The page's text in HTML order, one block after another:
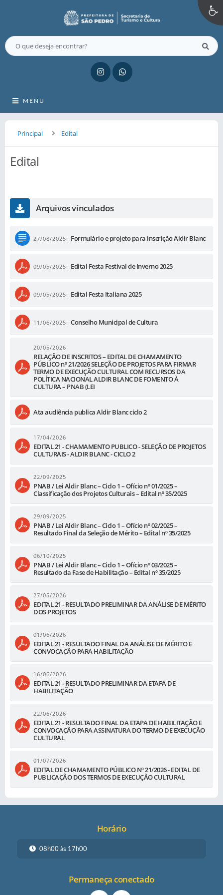
MENU
Principal Edital
Edital
Arquivos vinculados
27/08/2025 Formulário e projeto para inscrição Aldir Blanc
09/05/2025 Edital Festa Festival de Inverno 2025
09/05/2025 Edital Festa Italiana 2025
11/06/2025 Conselho Municipal de Cultura
20/05/2026
RELAÇÃO DE INSCRITOS – EDITAL DE CHAMAMENTO
PÚBLICO nº 21/2026 SELEÇÃO DE PROJETOS PARA FIRMAR
TERMO DE EXECUÇÃO CULTURAL COM RECURSOS DA
POLÍTICA NACIONAL ALDIR BLANC DE FOMENTO À
CULTURA – PNAB (LEI
Ata audiência publica Aldir Blanc ciclo 2
17/04/2026
EDITAL 21 - CHAMAMENTO PUBLICO - SELEÇÃO DE PROJETOS
CULTURAIS - ALDIR BLANC - CICLO 2
22/09/2025
PNAB / Lei Aldir Blanc – Ciclo 1 – Ofício nº 01/2025 –
Classificação dos Projetos Culturais – Edital nº 35/2025
29/09/2025
PNAB / Lei Aldir Blanc – Ciclo 1 – Ofício nº 02/2025 –
Resultado Final da Seleção de Mérito – Edital nº 35/2025
06/10/2025
PNAB / Lei Aldir Blanc – Ciclo 1 – Ofício nº 03/2025 –
Resultado da Fase de Habilitação – Edital nº 35/2025
27/05/2026
EDITAL 21 - RESULTADO PRELIMINAR DA ANÁLISE DE MÉRITO
DOS PROJETOS
01/06/2026
EDITAL 21 - RESULTADO FINAL DA ANÁLISE DE MÉRITO E
CONVOCAÇÃO PARA HABILITAÇÃO
16/06/2026
EDITAL 21 - RESULTADO PRELIMINAR DA ETAPA DE
HABILITAÇÃO
22/06/2026
EDITAL 21 - RESULTADO FINAL DA ETAPA DE HABILITAÇÃO E
CONVOCAÇÃO PARA ASSINATURA DO TERMO DE EXECUÇÃO
CULTURAL
01/07/2026
EDITAL DE CHAMAMENTO PÚBLICO Nº 21/2026 - EDITAL DE
PUBLICAÇÃO DOS TERMOS DE EXECUÇÃO CULTURAL
Horário
08h00 às 17h00
Permaneça conectado